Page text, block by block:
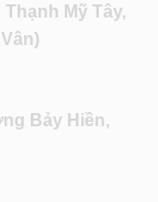
Mỹ Tây,
Bảy Hiền,